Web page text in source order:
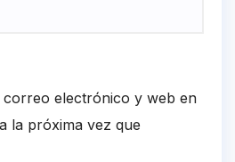
electrónico y web en
la próxima vez que